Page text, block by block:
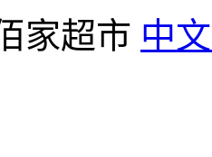
家超市 中